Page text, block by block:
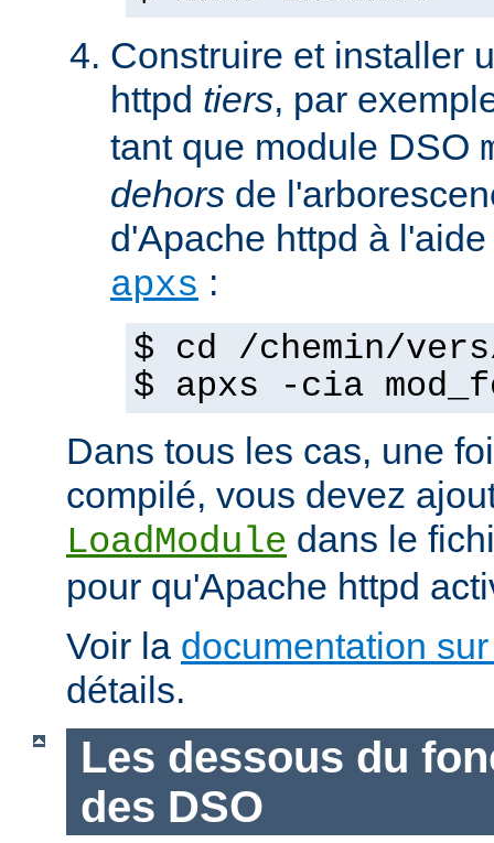
Construire et installer
httpd tiers, par
tant que module DSO
dehors de
d'Apache httpd à
apxs :
$ cd /chemin/
$ apxs -cia
Dans tous les cas, une
compilé, vous devez
LoadModule dans le
pour qu'Apache httpd
Voir la documentation
détails.
Les dessous du
des DSO